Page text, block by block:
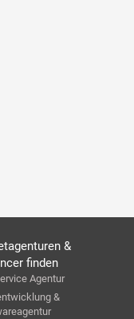
&
finden
Agentur
&